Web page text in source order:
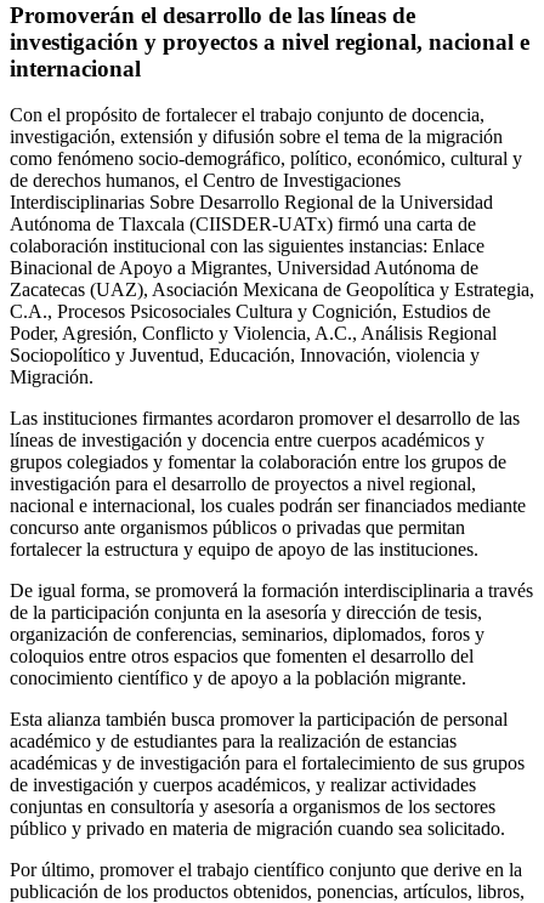
Promoverán el desarrollo de las líneas de
investigación y proyectos a nivel regional, nacional e
internacional
Con el propósito de fortalecer el trabajo conjunto de docencia,
investigación, extensión y difusión sobre el tema de la migración
como fenómeno socio-demográfico, político, económico, cultural y
de derechos humanos, el Centro de Investigaciones
Interdisciplinarias Sobre Desarrollo Regional de la Universidad
Autónoma de Tlaxcala (CIISDER-UATx) firmó una carta de
colaboración institucional con las siguientes instancias: Enlace
Binacional de Apoyo a Migrantes, Universidad Autónoma de
Zacatecas (UAZ), Asociación Mexicana de Geopolítica y Estrategia,
C.A., Procesos Psicosociales Cultura y Cognición, Estudios de
Poder, Agresión, Conflicto y Violencia, A.C., Análisis Regional
Sociopolítico y Juventud, Educación, Innovación, violencia y
Migración.
Las instituciones firmantes acordaron promover el desarrollo de las
líneas de investigación y docencia entre cuerpos académicos y
grupos colegiados y fomentar la colaboración entre los grupos de
investigación para el desarrollo de proyectos a nivel regional,
nacional e internacional, los cuales podrán ser financiados mediante
concurso ante organismos públicos o privadas que permitan
fortalecer la estructura y equipo de apoyo de las instituciones.
De igual forma, se promoverá la formación interdisciplinaria a través
de la participación conjunta en la asesoría y dirección de tesis,
organización de conferencias, seminarios, diplomados, foros y
coloquios entre otros espacios que fomenten el desarrollo del
conocimiento científico y de apoyo a la población migrante.
Esta alianza también busca promover la participación de personal
académico y de estudiantes para la realización de estancias
académicas y de investigación para el fortalecimiento de sus grupos
de investigación y cuerpos académicos, y realizar actividades
conjuntas en consultoría y asesoría a organismos de los sectores
público y privado en materia de migración cuando sea solicitado.
Por último, promover el trabajo científico conjunto que derive en la
publicación de los productos obtenidos, ponencias, artículos, libros,